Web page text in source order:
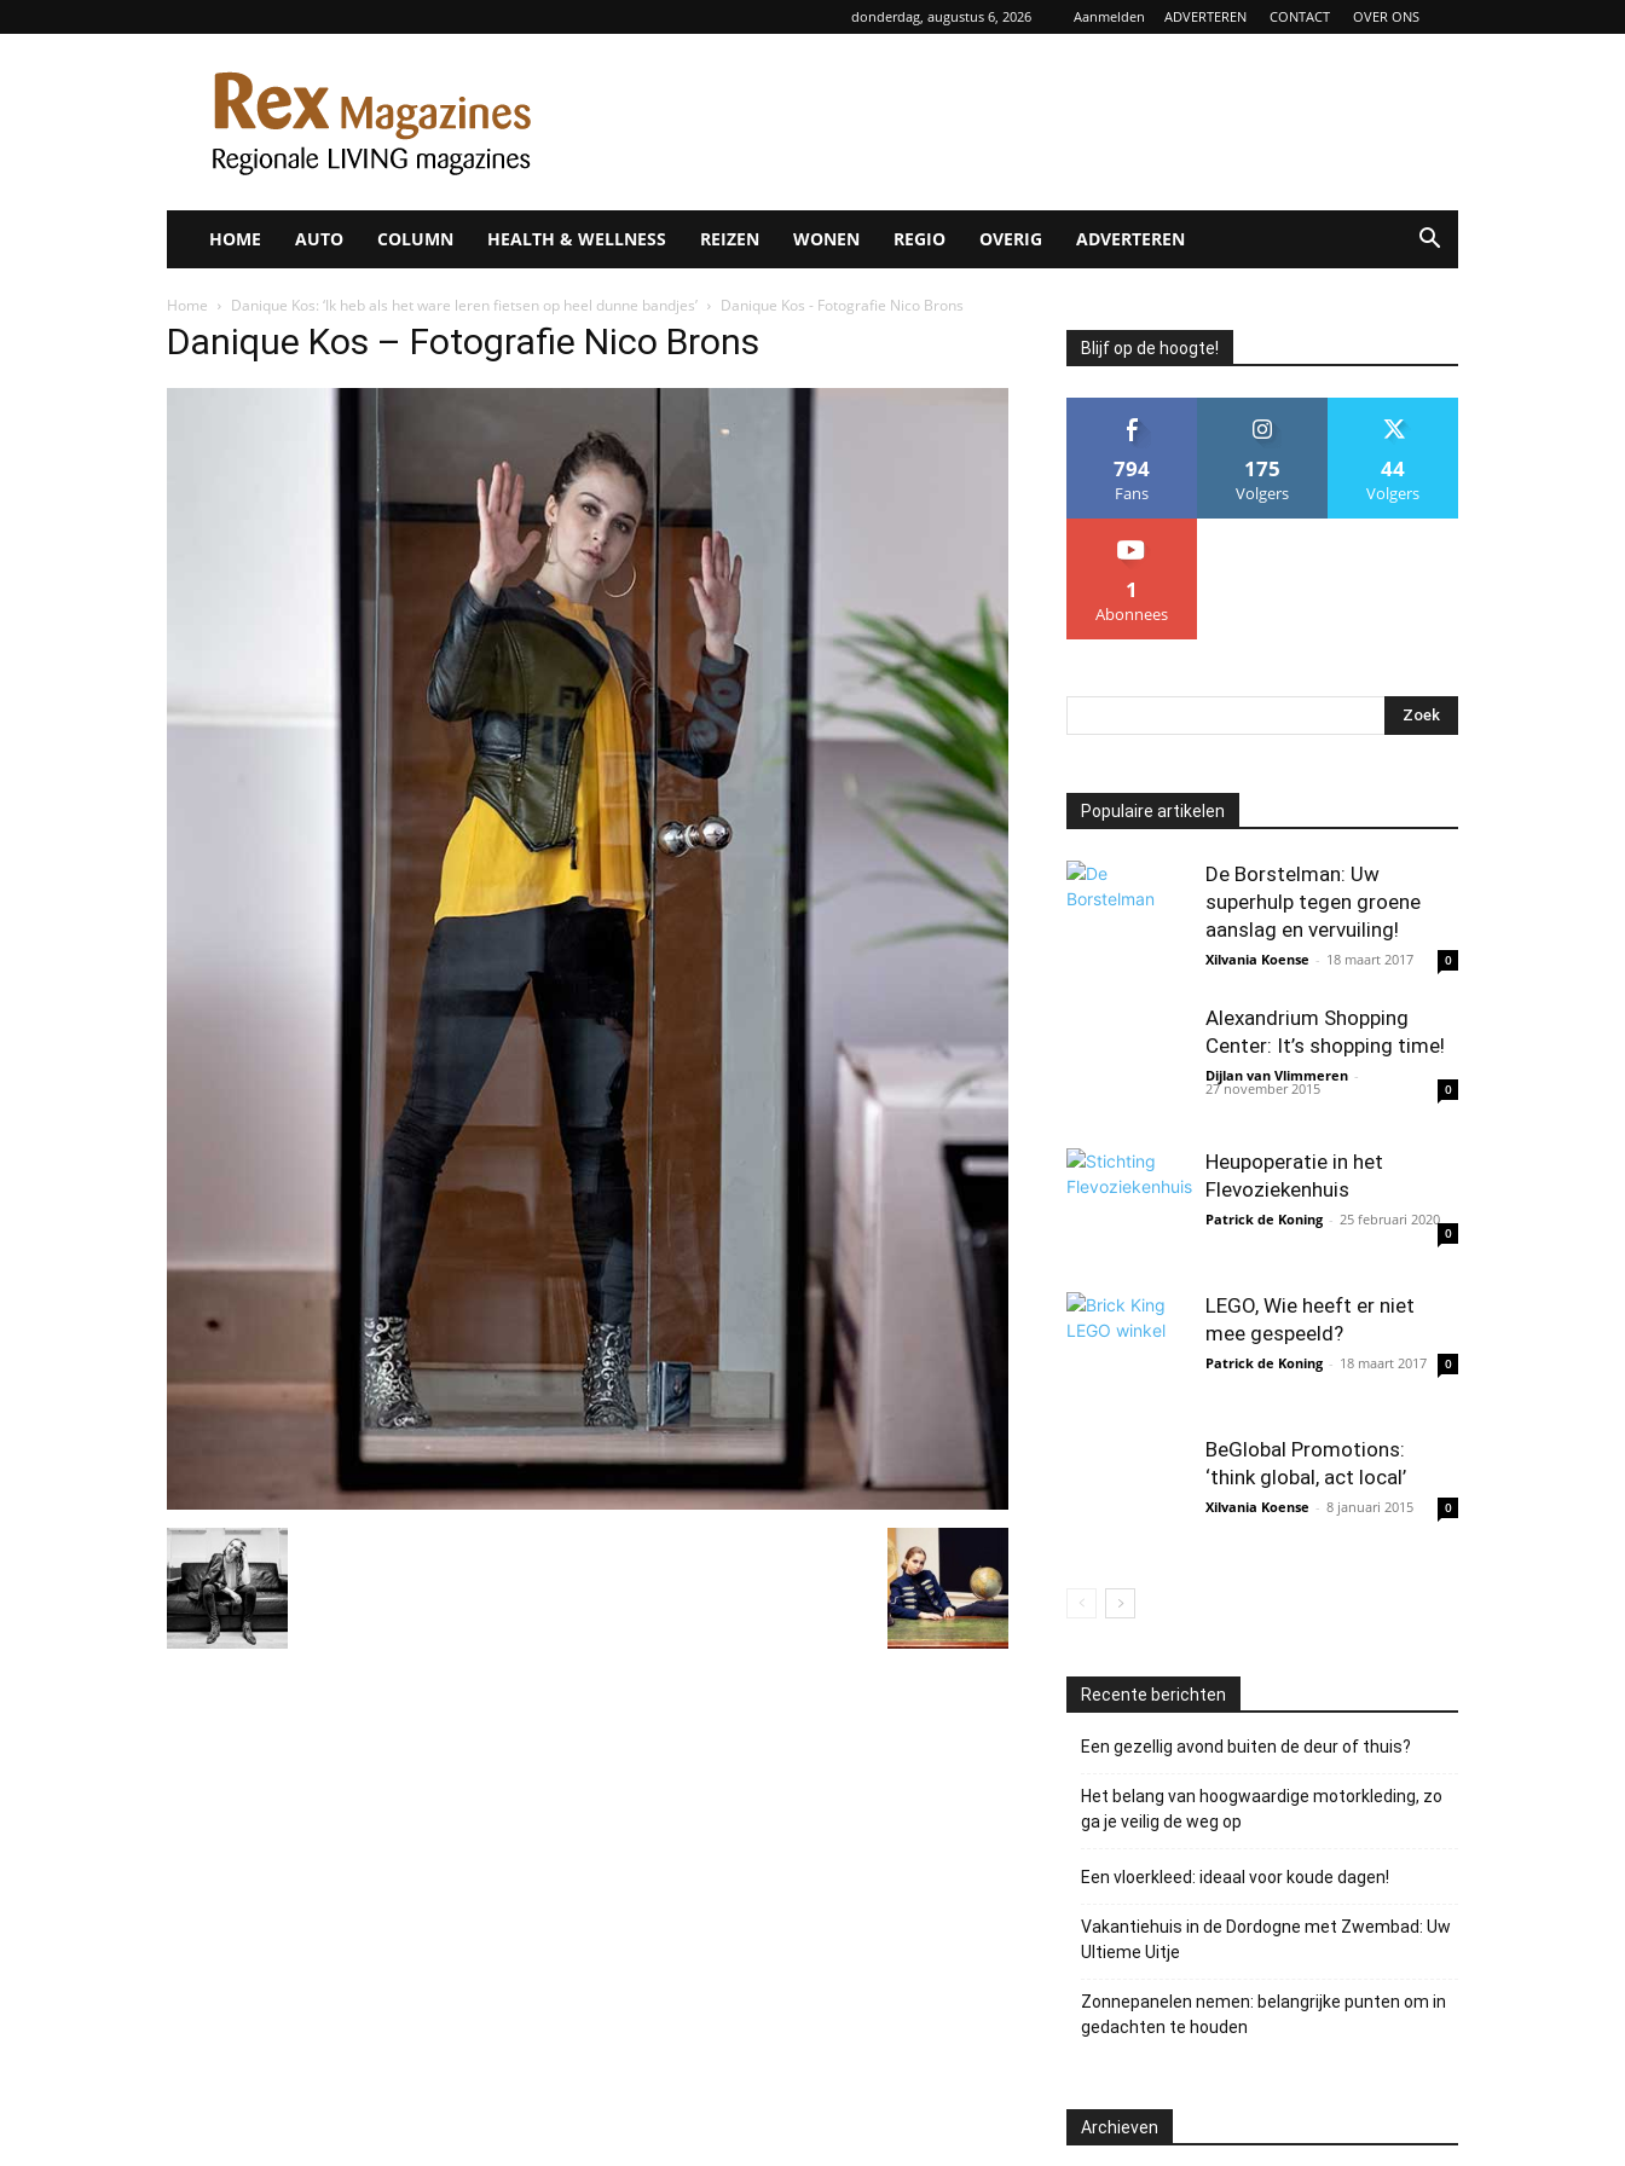
donderdag, augustus 6, 2026 Aanmelden ADVERTEREN CONTACT OVER ONS
Rex
Magazines
HOME AUTO COLUMN HEALTH & WELLNESS REIZEN WONEN REGIO OVERIG ADVERTEREN
Home Danique Kos: ‘Ik heb als het ware leren fietsen op heel dunne bandjes’ Danique Kos - Fotografie Nico Brons
Danique Kos – Fotografie Nico Brons Blijf op de hoogte!
794
Fans
175
Volgers
44
Volgers
1
Abonnees
Populaire artikelen
De Borstelman: Uw
superhulp tegen groene
aanslag en vervuiling!
Xilvania Koense - 18 maart 2017 0
Alexandrium Shopping
Center: It’s shopping time!
Dijlan van Vlimmeren -
27 november 2015 0
Heupoperatie in het
Flevoziekenhuis
Patrick de Koning - 25 februari 2020
0
LEGO, Wie heeft er niet
mee gespeeld?
Patrick de Koning - 18 maart 2017 0
BeGlobal Promotions:
‘think global, act local’
Xilvania Koense - 8 januari 2015 0
Recente berichten
Een gezellig avond buiten de deur of thuis?
Het belang van hoogwaardige motorkleding, zo
ga je veilig de weg op
Een vloerkleed: ideaal voor koude dagen!
Vakantiehuis in de Dordogne met Zwembad: Uw
Ultieme Uitje
Zonnepanelen nemen: belangrijke punten om in
gedachten te houden
Archieven